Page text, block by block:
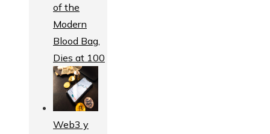
of the
Modern
Blood Bag,
Dies at 100
Web3 y